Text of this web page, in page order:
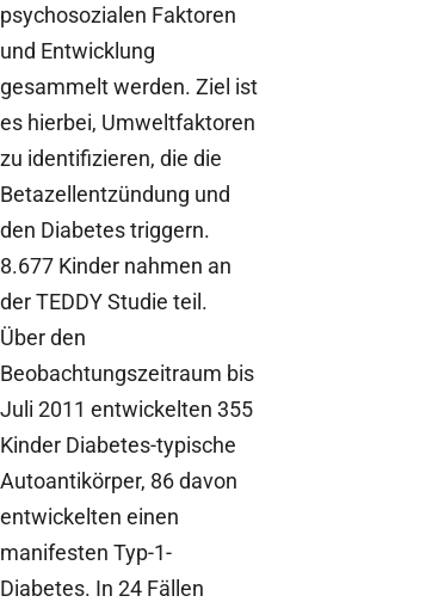
psychosozialen Faktoren
und Entwicklung
gesammelt werden. Ziel ist
es hierbei, Umweltfaktoren
zu identifizieren, die die
Betazellentzündung und
den Diabetes triggern.
8.677 Kinder nahmen an
der TEDDY Studie teil.
Über den
Beobachtungszeitraum bis
Juli 2011 entwickelten 355
Kinder Diabetes-typische
Autoantikörper, 86 davon
entwickelten einen
manifesten Typ-1-
Diabetes. In 24 Fällen